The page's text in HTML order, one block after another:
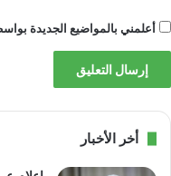
أعلمني بالمواضيع الجديدة
أخر الأخبار